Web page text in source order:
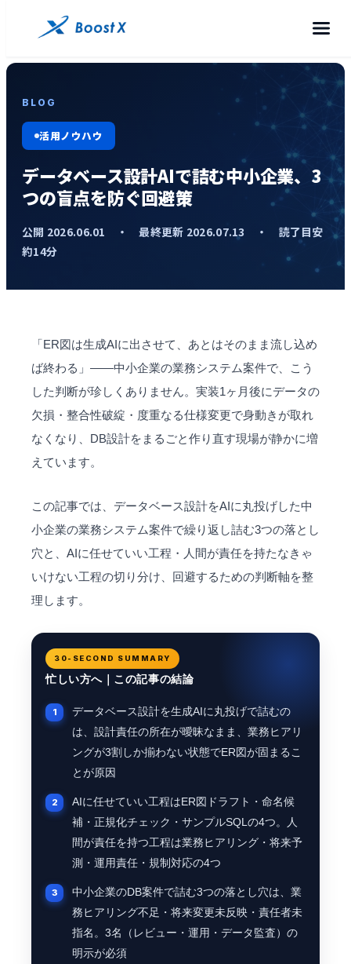
BLOG
活用ノウハウ
データベース設計AIで詰む中小企業、3
つの盲点を防ぐ回避策
公開 2026.06.01 ・ 最終更新 2026.07.13 ・ 読了目安
約14分
「ER図は生成AIに出させて、あとはそのまま流し込め
ば終わる」——中小企業の業務システム案件で、こう
した判断が珍しくありません。実装1ヶ月後にデータの
欠損・整合性破綻・度重なる仕様変更で身動きが取れ
なくなり、DB設計をまるごと作り直す現場が静かに増
えています。
この記事では、データベース設計をAIに丸投げした中
小企業の業務システム案件で繰り返し詰む3つの落とし
穴と、AIに任せていい工程・人間が責任を持たなきゃ
いけない工程の切り分け、回避するための判断軸を整
理します。
30-SECOND SUMMARY
忙しい方へ｜この記事の結論
データベース設計を生成AIに丸投げで詰むの
は、設計責任の所在が曖昧なまま、業務ヒアリ
ングが3割しか揃わない状態でER図が固まるこ
とが原因
AIに任せていい工程はER図ドラフト・命名候
補・正規化チェック・サンプルSQLの4つ。人
間が責任を持つ工程は業務ヒアリング・将来予
測・運用責任・規制対応の4つ
中小企業のDB案件で詰む3つの落とし穴は、業
務ヒアリング不足・将来変更未反映・責任者未
指名。3名（レビュー・運用・データ監査）の
明示が必須